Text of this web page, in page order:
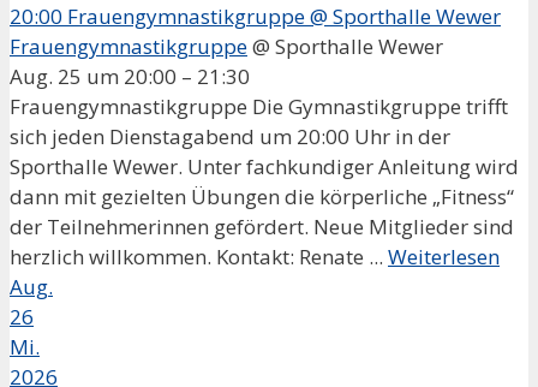
20:00 Frauengymnastikgruppe@ Sporthalle Wewer
Frauengymnastikgruppe@ Sporthalle Wewer
Aug. 25 um 20:00 – 21:30
Frauengymnastikgruppe Die Gymnastikgruppe trifft
sich jeden Dienstagabend um 20:00 Uhr in der
Sporthalle Wewer. Unter fachkundiger Anleitung wird
dann mit gezielten Übungen die körperliche „Fitness“
der Teilnehmerinnen gefördert. Neue Mitglieder sind
herzlich willkommen. Kontakt: Renate ... Weiterlesen
Aug.
26
Mi.
2026